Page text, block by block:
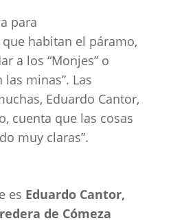
para
que habitan el páramo,
a los “Monjes” o
las minas”. Las
Eduardo Cantor,
cuenta que las cosas
muy claras”.
es Eduardo Cantor,
de Cómeza